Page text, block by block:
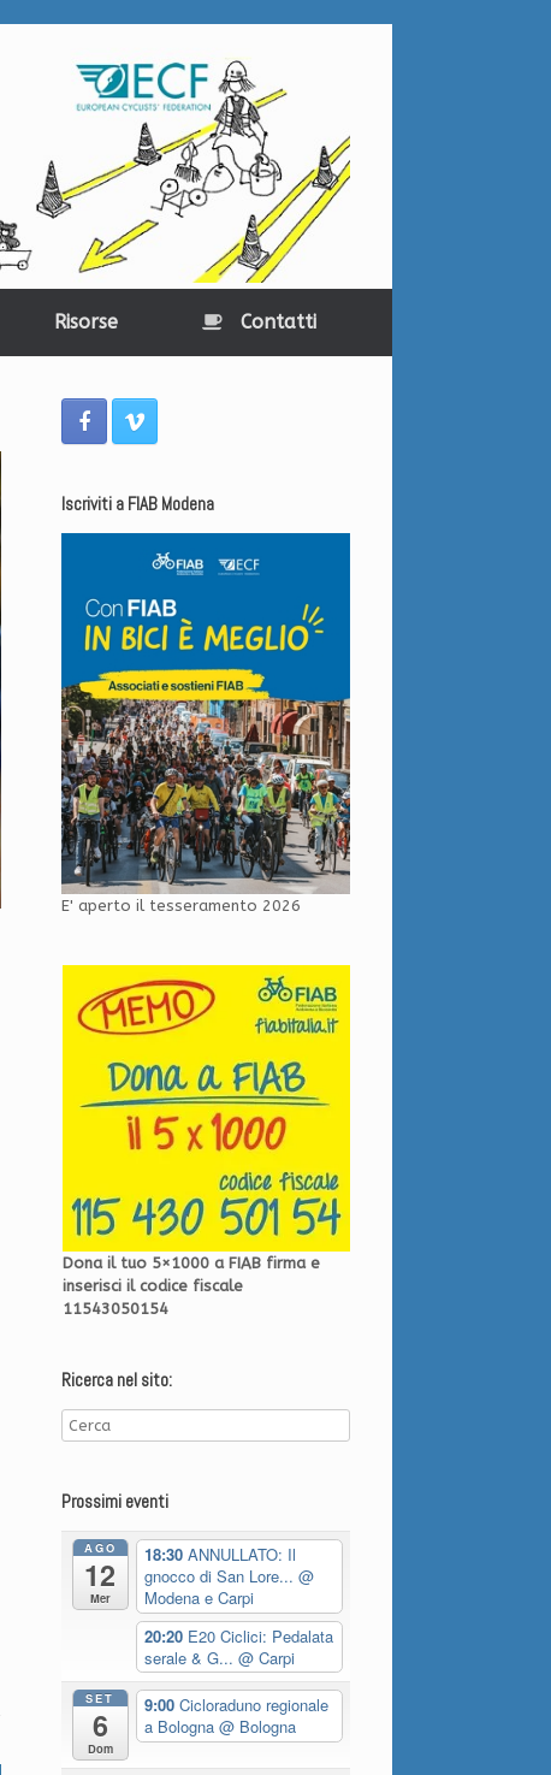
Risorse Contatti
Iscriviti a FIAB Modena
E' aperto il tesseramento 2026
Dona il tuo 5×1000 a FIAB firma e
inserisci il codice fiscale
11543050154
Ricerca nel sito:
Prossimi eventi
AGO
12
Mer
18:30 ANNULLATO: Il
gnocco di San Lore... @
Modena e Carpi
20:20 E20 Ciclici: Pedalata
serale & G... @ Carpi
SET
6
Dom
9:00 Cicloraduno regionale
a Bologna @ Bologna